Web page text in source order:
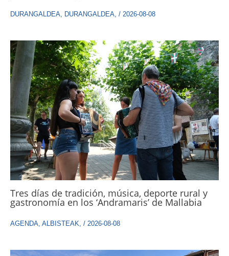
DURANGALDEA, DURANGALDEA, / 2026-08-08
Tres días de tradición, música, deporte rural y
gastronomía en los ‘Andramaris’ de Mallabia
AGENDA, ALBISTEAK, / 2026-08-08